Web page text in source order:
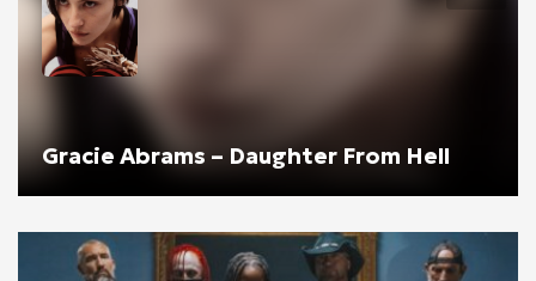
Gracie Abrams – Daughter From Hell